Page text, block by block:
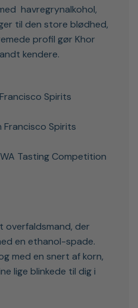
havregrynalkohol,
til den store blødhed,
profil gør Khor
kendere.
Spirits
Francisco Spirits
Tasting Competition
overfaldsmand, der
en ethanol-spade.
med en snert af korn,
lige blinkede til dig i